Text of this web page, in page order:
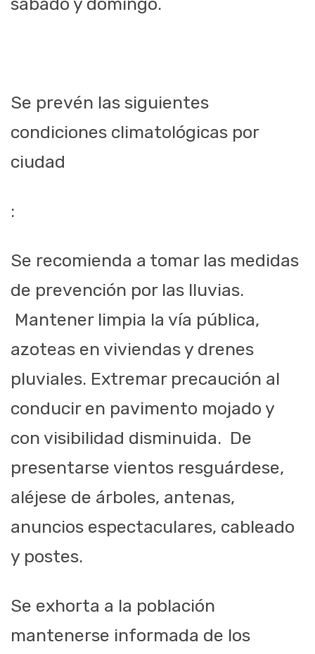
sábado y domingo.
Se prevén las siguientes
condiciones climatológicas por
ciudad
:
Se recomienda a tomar las medidas
de prevención por las lluvias.
Mantener limpia la vía pública,
azoteas en viviendas y drenes
pluviales. Extremar precaución al
conducir en pavimento mojado y
con visibilidad disminuida. De
presentarse vientos resguárdese,
aléjese de árboles, antenas,
anuncios espectaculares, cableado
y postes.
Se exhorta a la población
mantenerse informada de los